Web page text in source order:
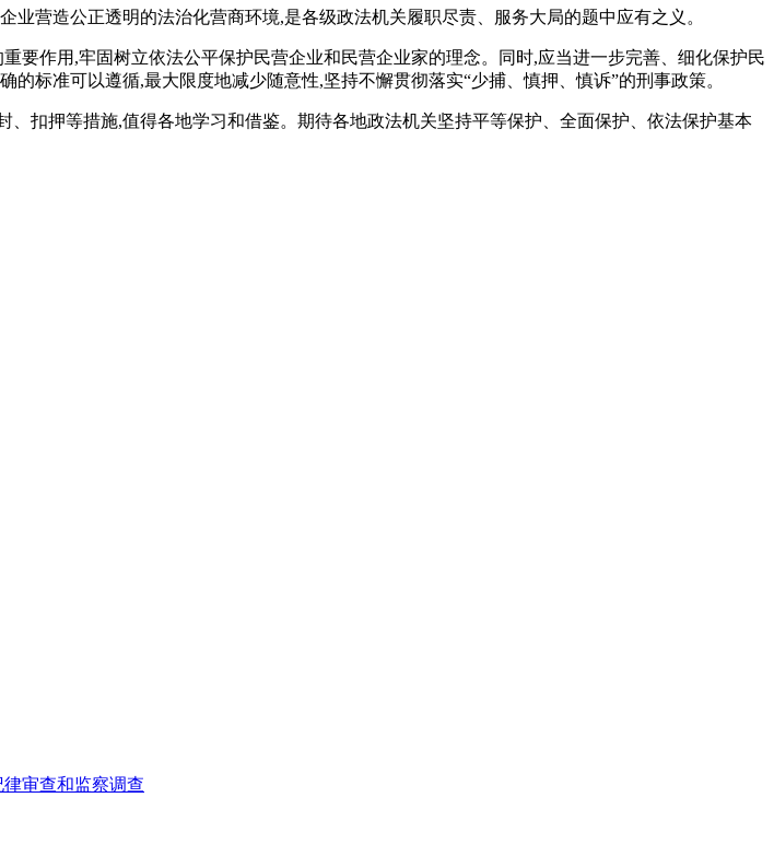
营造公正透明的法治化营商环境,是各级政法机关履职尽责、服务大局的题中应有之义。
要作用,牢固树立依法公平保护民营企业和民营企业家的理念。同时,应当进一步完善、细化保护民
标准可以遵循,最大限度地减少随意性,坚持不懈贯彻落实“少捕、慎押、慎诉”的刑事政策。
扣押等措施,值得各地学习和借鉴。期待各地政法机关坚持平等保护、全面保护、依法保护基本
审查和监察调查